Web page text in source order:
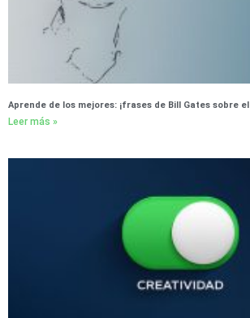
Aprende de los mejores: ¡frases de Bill Gates sobre
Leer más »